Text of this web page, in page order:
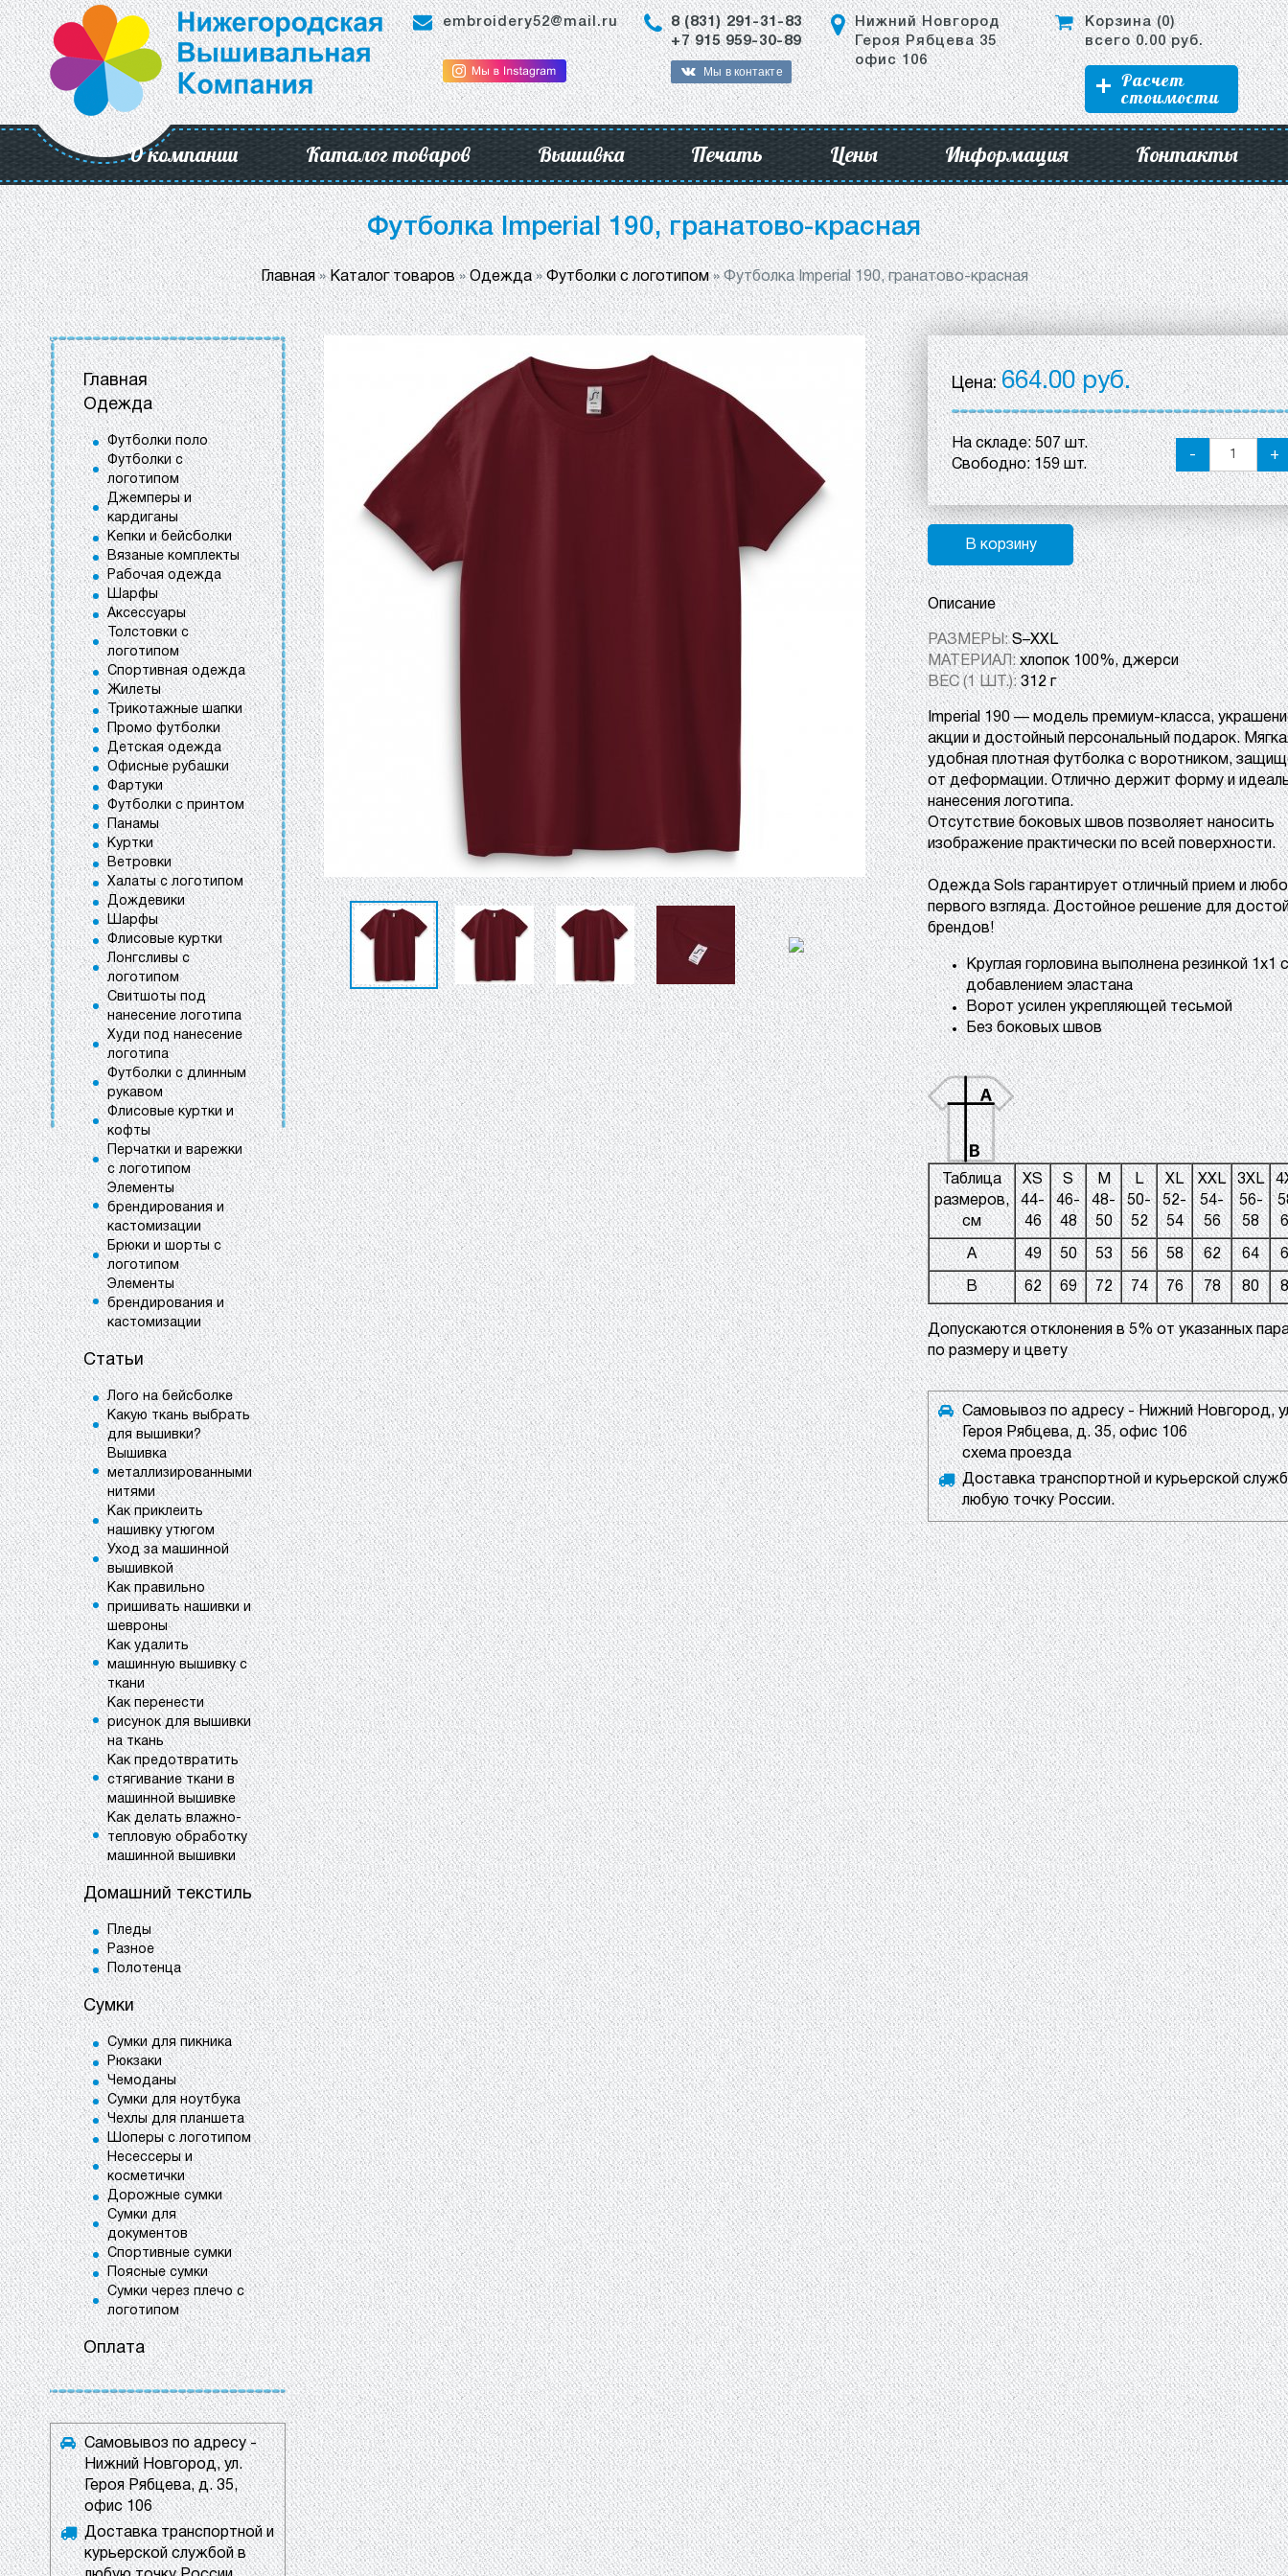
embroidery52@mail.ru
8 (831) 291-31-83
+7 915 959-30-89
Мы в контакте
Нижний Новгород
Героя Рябцева 35
офис 106
Корзина (0)
всего0.00руб.
Расчет
стоимости
О компании Каталог товаров Вышивка Печать Цены Информация Контакты
Футболка Imperial 190, гранатово-красная
Главная»Каталог товаров»Одежда»Футболки с логотипом»Футболка Imperial 190, гранатово-красная
Главная
Одежда
Футболки поло
Футболки с
логотипом
Джемперы и
кардиганы
Кепки и бейсболки
Вязаные комплекты
Рабочая одежда
Шарфы
Аксессуары
Толстовки с
логотипом
Спортивная одежда
Жилеты
Трикотажные шапки
Промо футболки
Детская одежда
Офисные рубашки
Фартуки
Футболки с принтом
Панамы
Куртки
Ветровки
Халаты с логотипом
Дождевики
Шарфы
Флисовые куртки
Лонгсливы с
логотипом
Свитшоты под
нанесение логотипа
Худи под нанесение
логотипа
Футболки с длинным
рукавом
Флисовые куртки и
кофты
Перчатки и варежки
с логотипом
Элементы
брендирования и
кастомизации
Брюки и шорты с
логотипом
Элементы
брендирования и
кастомизации
Статьи
Лого на бейсболке
Какую ткань выбрать
для вышивки?
Вышивка
металлизированными
нитями
Как приклеить
нашивку утюгом
Уход за машинной
вышивкой
Как правильно
пришивать нашивки и
шевроны
Как удалить
машинную вышивку с
ткани
Как перенести
рисунок для вышивки
на ткань
Как предотвратить
стягивание ткани в
машинной вышивке
Как делать влажно-
тепловую обработку
машинной вышивки
Домашний текстиль
Пледы
Разное
Полотенца
Сумки
Сумки для пикника
Рюкзаки
Чемоданы
Сумки для ноутбука
Чехлы для планшета
Шоперы с логотипом
Несессеры и
косметички
Дорожные сумки
Сумки для
документов
Спортивные сумки
Поясные сумки
Сумки через плечо с
логотипом
Оплата
Самовывоз по адресу -
Нижний Новгород, ул.
Героя Рябцева, д. 35,
офис 106
Доставка транспортной и
курьерской службой в
Цена:664.00 руб.
На складе:507 шт.
Свободно:159 шт.
- +
В корзину
Описание
РАЗМЕРЫ:S–XXL
МАТЕРИАЛ:хлопок 100%, джерси
ВЕС (1 ШТ.):312 г
Imperial 190— модель премиум-класса,
акции и достойный персональный подарок.
удобная плотная футболка с воротником,
от деформации. Отлично держит форму и
нанесения логотипа.
Отсутствие боковых швов позволяет наносить
изображение практически по всей поверхности.
Одежда Solsгарантирует отличный прием и
первого взгляда. Достойное решение для
брендов!
Круглая горловина выполнена резинкой 1x1 с
добавлением эластана
Ворот усилен укрепляющей тесьмой
Без боковых швов
Таблица
размеров,
см
XS
44-
46
S
46-
48
M
48-
50
L
50-
52
XL
52-
54
XXL
54-
56
3XL
56-
58
A 49 50 53 56 58 62 64
B 62 69 72 74 76 78 80
Допускаются отклонения в 5% от указанных
по размеру и цвету
Самовывоз по адресу - Нижний Новгород,
Героя Рябцева, д. 35, офис 106
схема проезда
Доставка транспортной и курьерской
любую точку России.